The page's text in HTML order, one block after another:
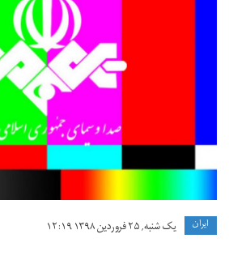
ايران یک شنبه, ۲۵ فروردین ۱۳۹۸ ۱۲:۱۹